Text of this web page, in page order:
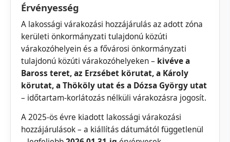
Érvényesség
A lakossági várakozási hozzájárulás az adott zóna
kerületi önkormányzati tulajdonú közúti
várakozóhelyein és a fővárosi önkormányzati
tulajdonú közúti várakozóhelyeken – kivéve a
Baross teret, az Erzsébet körutat, a Károly
körutat, a Thököly utat és a Dózsa György utat
– időtartam-korlátozás nélküli várakozásra jogosít.
A 2025-ös évre kiadott lakossági várakozási
hozzájárulások – a kiállítás dátumától függetlenül